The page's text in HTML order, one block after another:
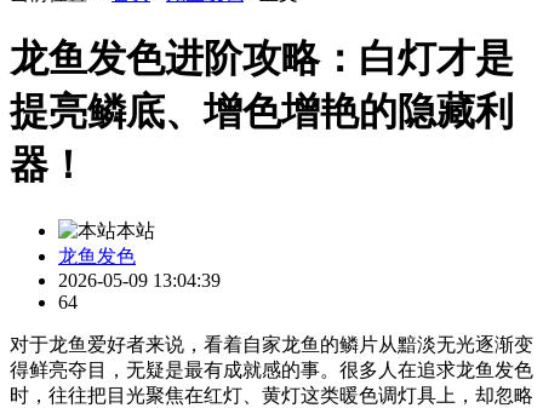
龙鱼发色进阶攻略：白灯才是
提亮鳞底、增色增艳的隐藏利
器！
本站
龙鱼发色
2026-05-09 13:04:39
64
对于龙鱼爱好者来说，看着自家龙鱼的鳞片从黯淡无光逐渐变
得鲜亮夺目，无疑是最有成就感的事。很多人在追求龙鱼发色
时，往往把目光聚焦在红灯、黄灯这类暖色调灯具上，却忽略